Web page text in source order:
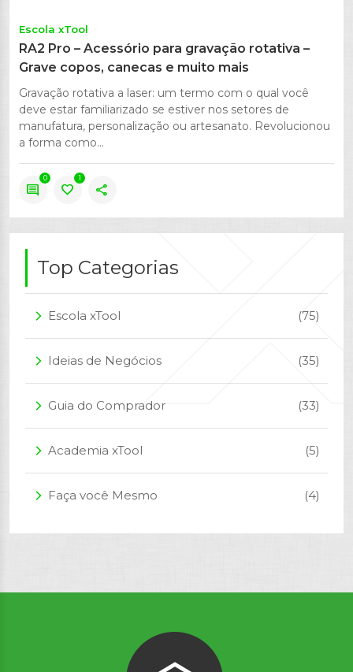
Escola xTool
RA2 Pro – Acessório para gravação rotativa –
Grave copos, canecas e muito mais
Gravação rotativa a laser: um termo com o qual você
deve estar familiarizado se estiver nos setores de
manufatura, personalização ou artesanato. Revolucionou
a forma como...
comment
0
favorite
1
share
Top Categorias
arrow_forward_ios Escola xTool (75)
arrow_forward_ios Ideias de Negócios (35)
arrow_forward_ios Guia do Comprador (33)
arrow_forward_ios Academia xTool (5)
arrow_forward_ios Faça você Mesmo (4)